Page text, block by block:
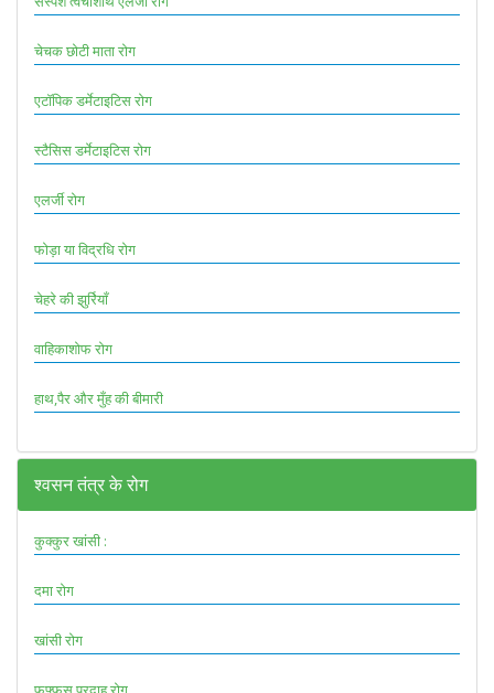
चेचक छोटी माता रोग
एटॉपिक डर्मेटाइटिस रोग
स्टैसिस डर्मेटाइटिस रोग
एलर्जी रोग
फोड़ा या विद्रधि रोग
चेहरे की झुर्रियाँ
वाहिकाशोफ रोग
हाथ,पैर और मुँह की बीमारी
श्वसन तंत्र के रोग
कुक्कुर खांसी :
दमा रोग
खांसी रोग